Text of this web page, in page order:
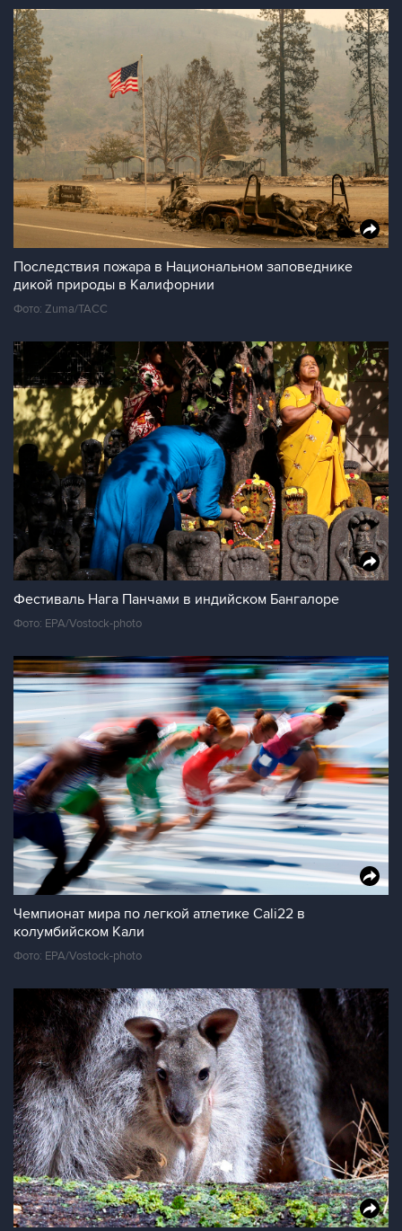
Последствия пожара в Национальном заповеднике
дикой природы в Калифорнии
Фото: Zuma/ТАСС
Фестиваль Нага Панчами в индийском Бангалоре
Фото: EPA/Vostock-photo
Чемпионат мира по легкой атлетике Cali22 в
колумбийском Кали
Фото: EPA/Vostock-photo